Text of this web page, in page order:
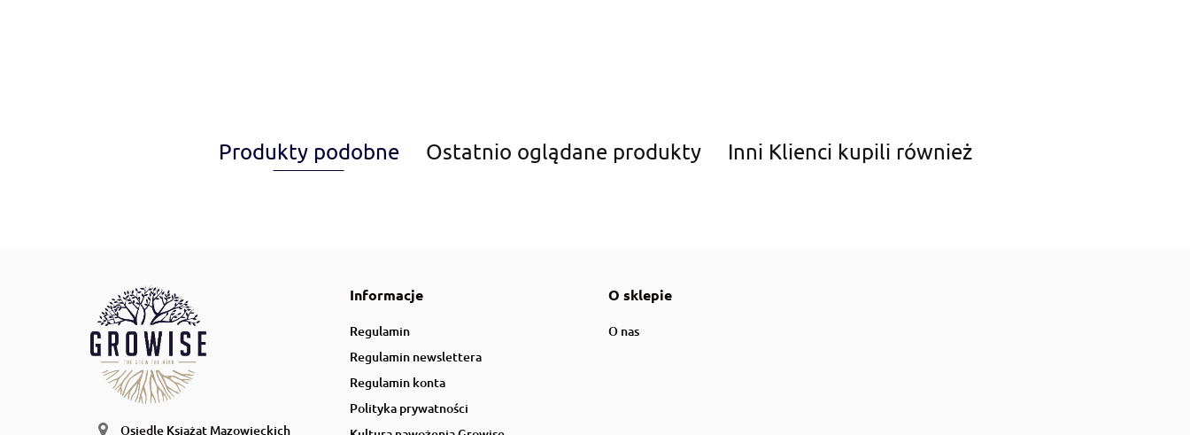
Amiplay
Aqua Nova
Produkty podobne Ostatnio oglądane produkty Inni Klienci kupili również
Osiedle Książąt Mazowieckich
Informacje
Regulamin
Regulamin newslettera
Regulamin konta
Polityka prywatności
O sklepie
O nas